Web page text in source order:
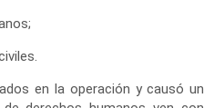
en la operación y causó un